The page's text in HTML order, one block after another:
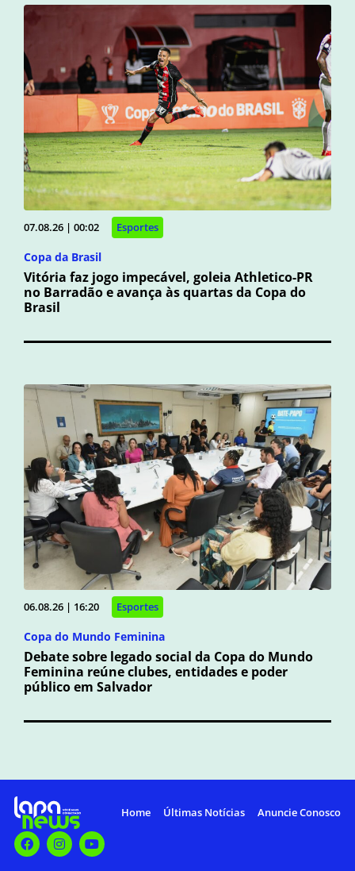
07.08.26 | 00:02 Esportes
Copa da Brasil
Vitória faz jogo impecável, goleia Athletico-PR
no Barradão e avança às quartas da Copa do
Brasil
06.08.26 | 16:20 Esportes
Copa do Mundo Feminina
Debate sobre legado social da Copa do Mundo
Feminina reúne clubes, entidades e poder
público em Salvador
Home Últimas Notícias Anuncie Conosco